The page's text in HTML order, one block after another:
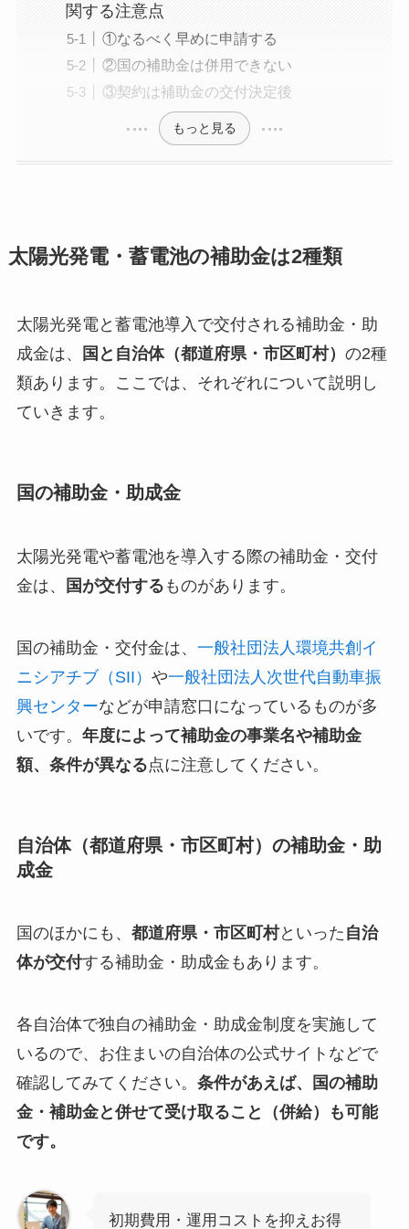
関する注意点
①なるべく早めに申請する
②国の補助金は併用できない
③契約は補助金の交付決定後
もっと見る
太陽光発電・蓄電池の補助金は2種類
太陽光発電と蓄電池導入で交付される補助金・助
成金は、
国と自治体（都道府県・市区町村） の2種
類あります。ここでは、それぞれについて説明し
ていきます。
国の補助金・助成金
太陽光発電や蓄電池を導入する際の補助金・交付
金は、
国が交付する ものがあります。
国の補助金・交付金は、 一般社団法人環境共創イ
ニシアチブ（SII） や一般社団法人次世代自動車振
興センターなどが申請窓口になっているものが多
いです。 年度によって補助金の事業名や補助金
額、条件が異なる点に注意してください。
自治体（都道府県・市区町村）の補助金・助
成金
国のほかにも、 都道府県・市区町村といった 自治
体が交付する補助金・助成金もあります。
各自治体で独自の補助金・助成金制度を実施して
いるので、お住まいの自治体の公式サイトなどで
確認してみてください。 条件があえば、国の補助
金・補助金と併せて受け取ること（併給）も可能
です。
初期費用・運用コストを抑えお得